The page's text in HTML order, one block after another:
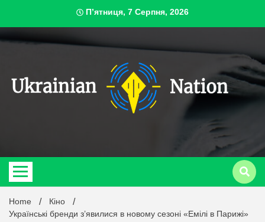
content
П’ятниця, 7 Серпня, 2026
Home
Кіно
Українські бренди з’явилися в новому сезоні «Емілі в Парижі»